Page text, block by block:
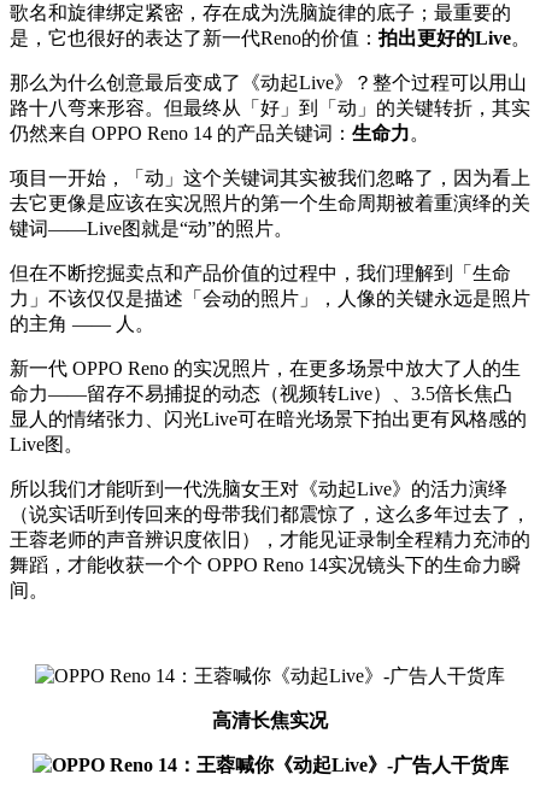
歌名和旋律绑定紧密，存在成为洗脑旋律的底子；最重要的
是，它也很好的表达了新一代Reno的价值： 拍出更好的Live。
那么为什么创意最后变成了《动起Live》？整个过程可以用山
路十八弯来形容。但最终从「好」到「动」的关键转折，其实
仍然来自 OPPO Reno 14 的产品关键词： 生命力。
项目一开始，「动」这个关键词其实被我们忽略了，因为看上
去它更像是应该在实况照片的第一个生命周期被着重演绎的关
键词——Live图就是“动”的照片。
但在不断挖掘卖点和产品价值的过程中，我们理解到「生命
力」不该仅仅是描述「会动的照片」，人像的关键永远是照片
的主角 —— 人。
新一代 OPPO Reno 的实况照片，在更多场景中放大了人的生
命力——留存不易捕捉的动态（视频转Live）、3.5倍长焦凸
显人的情绪张力、闪光Live可在暗光场景下拍出更有风格感的
Live图。
所以我们才能听到一代洗脑女王对《动起Live》的活力演绎
（说实话听到传回来的母带我们都震惊了，这么多年过去了，
王蓉老师的声音辨识度依旧），才能见证录制全程精力充沛的
舞蹈，才能收获一个个 OPPO Reno 14实况镜头下的生命力瞬
间。
高清长焦实况